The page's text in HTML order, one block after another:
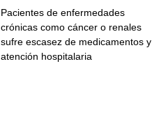
Pacientes de enfermedades
crónicas como cáncer o renales
sufre escasez de medicamentos y
atención hospitalaria